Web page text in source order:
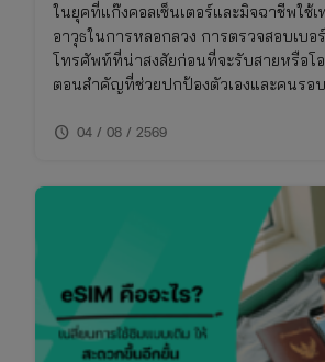
ในยุคที่แก๊งคอลเซ็นเตอร์และมิจฉาชีพใช้เ
อาวุธในการหลอกลวง การตรวจสอบเบอ
โทรศัพท์ที่น่าสงสัยก่อนที่จะรับสายหรือโ
ตอนสำคัญที่ช่วยปกป้องตัวเองและคนรอ
ต้องและใช้เครื่องมือที่เหมาะสม บทความนี้
schedule 04 / 08 / 2569